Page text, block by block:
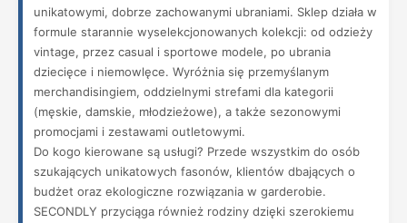
unikatowymi, dobrze zachowanymi ubraniami. Sklep działa w
formule starannie wyselekcjonowanych kolekcji: od odzieży
vintage, przez casual i sportowe modele, po ubrania
dziecięce i niemowlęce. Wyróżnia się przemyślanym
merchandisingiem, oddzielnymi strefami dla kategorii
(męskie, damskie, młodzieżowe), a także sezonowymi
promocjami i zestawami outletowymi.
Do kogo kierowane są usługi? Przede wszystkim do osób
szukających unikatowych fasonów, klientów dbających o
budżet oraz ekologiczne rozwiązania w garderobie.
SECONDLY przyciąga również rodziny dzięki szerokiemu